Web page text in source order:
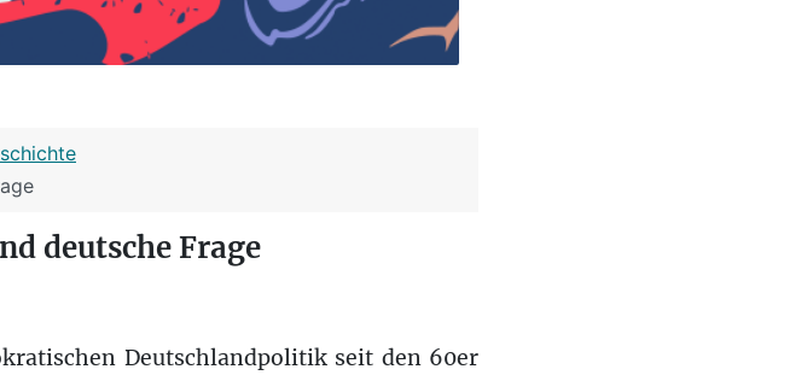
deutsche Frage
Deutschlandpolitik seit den 60er